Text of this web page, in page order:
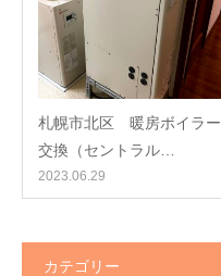
札幌市北区 暖房ボイラー
交換（セントラル…
2023.06.29
カテゴリー